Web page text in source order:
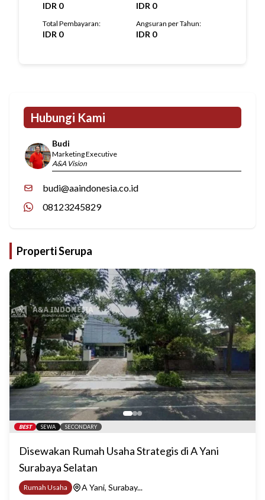
IDR 0 IDR 0
Total Pembayaran:
IDR 0
Angsuran per Tahun:
IDR 0
Hubungi Kami
Budi
Marketing Executive
A&A Vision
budi@aaindonesia.co.id
08123245829
Properti Serupa
BEST SEWA SECONDARY
Disewakan Rumah Usaha Strategis di A Yani
Surabaya Selatan
Rumah Usaha
A Yani, Surabay...